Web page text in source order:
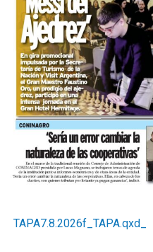
TAPA7.8.2026f_TAPA.qxd_